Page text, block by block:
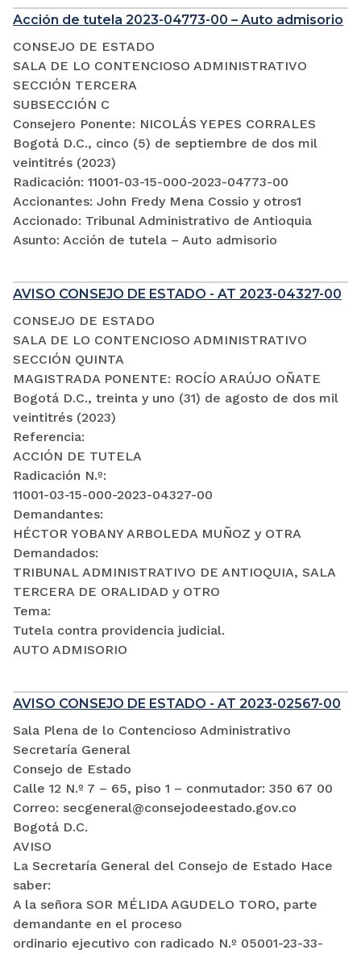
Acción de tutela 2023-04773-00 – Auto admisorio
CONSEJO DE ESTADO
SALA DE LO CONTENCIOSO ADMINISTRATIVO
SECCIÓN TERCERA
SUBSECCIÓN C
Consejero Ponente: NICOLÁS YEPES CORRALES
Bogotá D.C., cinco (5) de septiembre de dos mil
veintitrés (2023)
Radicación: 11001-03-15-000-2023-04773-00
Accionantes: John Fredy Mena Cossio y otros1
Accionado: Tribunal Administrativo de Antioquia
Asunto: Acción de tutela – Auto admisorio
AVISO CONSEJO DE ESTADO - AT 2023-04327-00
CONSEJO DE ESTADO
SALA DE LO CONTENCIOSO ADMINISTRATIVO
SECCIÓN QUINTA
MAGISTRADA PONENTE: ROCÍO ARAÚJO OÑATE
Bogotá D.C., treinta y uno (31) de agosto de dos mil
veintitrés (2023)
Referencia:
ACCIÓN DE TUTELA
Radicación N.º:
11001-03-15-000-2023-04327-00
Demandantes:
HÉCTOR YOBANY ARBOLEDA MUÑOZ y OTRA
Demandados:
TRIBUNAL ADMINISTRATIVO DE ANTIOQUIA, SALA
TERCERA DE ORALIDAD y OTRO
Tema:
Tutela contra providencia judicial.
AUTO ADMISORIO
AVISO CONSEJO DE ESTADO - AT 2023-02567-00
Sala Plena de lo Contencioso Administrativo
Secretaría General
Consejo de Estado
Calle 12 N.º 7 – 65, piso 1 – conmutador: 350 67 00
Correo: secgeneral@consejodeestado.gov.co
Bogotá D.C.
AVISO
La Secretaría General del Consejo de Estado Hace
saber:
A la señora SOR MÉLIDA AGUDELO TORO, parte
demandante en el proceso
ordinario ejecutivo con radicado N.º 05001-23-33-